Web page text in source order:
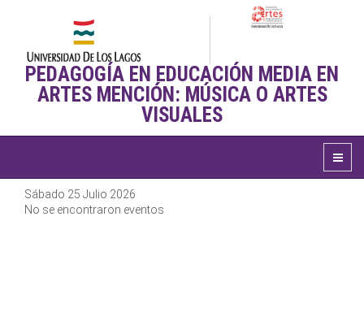
PEDAGOGÍA EN EDUCACIÓN MEDIA EN
ARTES MENCIÓN: MÚSICA O ARTES
VISUALES
Sábado 25 Julio 2026
No se encontraron eventos